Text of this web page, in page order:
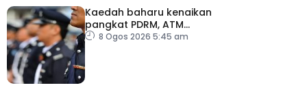
Kaedah baharu kenaikan
pangkat PDRM, ATM
tingkat profesionalisme,
8 Ogos 2026 5:45 am